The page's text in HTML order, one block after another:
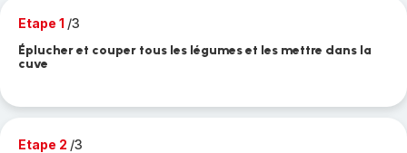
Etape 1 /3
Éplucher et couper tous les légumes et les mettre dans la
cuve
Etape 2 /3